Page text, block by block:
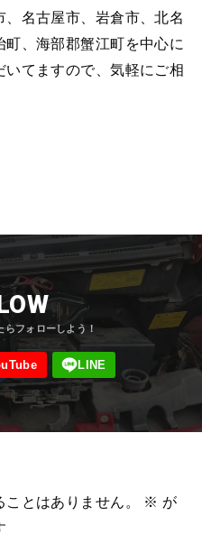
名古屋市、岩倉市、北名
、海部郡蟹江町を中心に
てますので、気軽にご相
とはありません。 ※ が